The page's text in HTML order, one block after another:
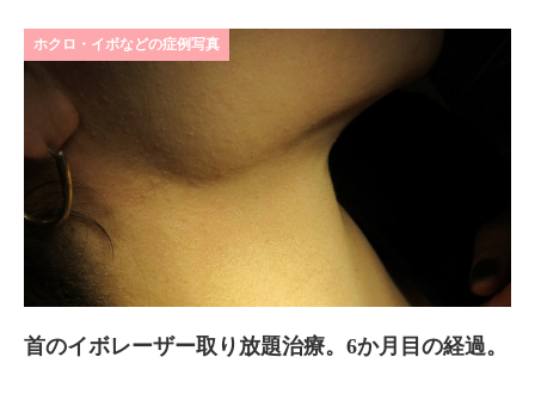
ホクロ・イボなどの症例写真
首のイボレーザー取り放題治療。6か月目の経過。